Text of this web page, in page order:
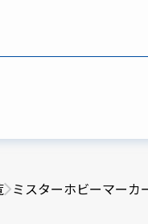
ミスターホビーマーカ